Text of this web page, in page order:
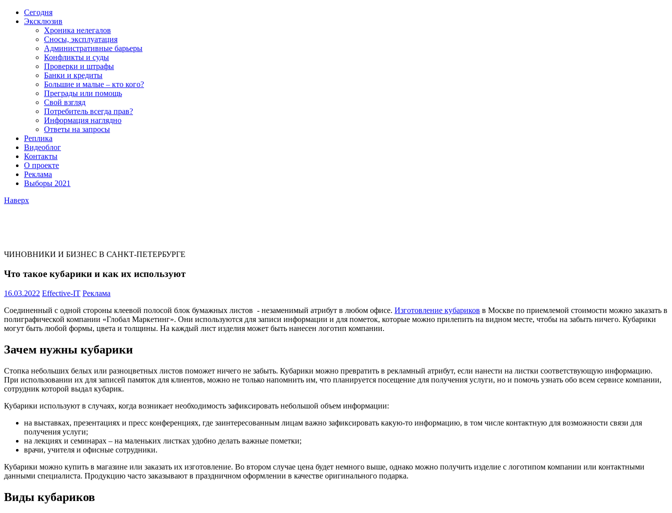
Сегодня
Эксклюзив
Хроника нелегалов
Сносы, эксплуатация
Административные барьеры
Конфликты и суды
Проверки и штрафы
Банки и кредиты
Большие и малые – кто кого?
Преграды или помощь
Свой взгляд
Потребитель всегда прав?
Информация наглядно
Ответы на запросы
Реплика
Видеоблог
Контакты
О проекте
Реклама
Выборы 2021
Наверх
ЧИНОВНИКИ И БИЗНЕС В САНКТ-ПЕТЕРБУРГЕ
Что такое кубарики и как их используют
16.03.2022 Effective-IT Реклама
Соединенный с одной стороны клеевой полосой блок бумажных листов - незаменимый атрибут в любом офисе. Изготовление кубариков в Москве по приемлемой стоимости можно заказать в
полиграфической компании «Глобал Маркетинг». Они используются для записи информации и для пометок, которые можно прилепить на видном месте, чтобы на забыть ничего. Кубарики
могут быть любой формы, цвета и толщины. На каждый лист изделия может быть нанесен логотип компании.
Зачем нужны кубарики
Стопка небольших белых или разноцветных листов поможет ничего не забыть. Кубарики можно превратить в рекламный атрибут, если нанести на листки соответствующую информацию.
При использовании их для записей памяток для клиентов, можно не только напомнить им, что планируется посещение для получения услуги, но и помочь узнать обо всем сервисе компании,
сотрудник которой выдал кубарик.
Кубарики используют в случаях, когда возникает необходимость зафиксировать небольшой объем информации:
на выставках, презентациях и пресс конференциях, где заинтересованным лицам важно зафиксировать какую-то информацию, в том числе контактную для возможности связи для
получения услуги;
на лекциях и семинарах – на маленьких листках удобно делать важные пометки;
врачи, учителя и офисные сотрудники.
Кубарики можно купить в магазине или заказать их изготовление. Во втором случае цена будет немного выше, однако можно получить изделие с логотипом компании или контактными
данными специалиста. Продукцию часто заказывают в праздничном оформлении в качестве оригинального подарка.
Виды кубариков